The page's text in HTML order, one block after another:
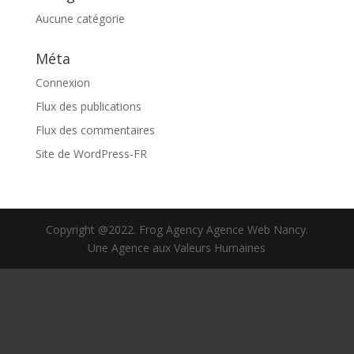
Aucune catégorie
Méta
Connexion
Flux des publications
Flux des commentaires
Site de WordPress-FR
Copyright @2022. Frog Agency Agence Web Nancy.
Une Agence aux Valeurs Humaines